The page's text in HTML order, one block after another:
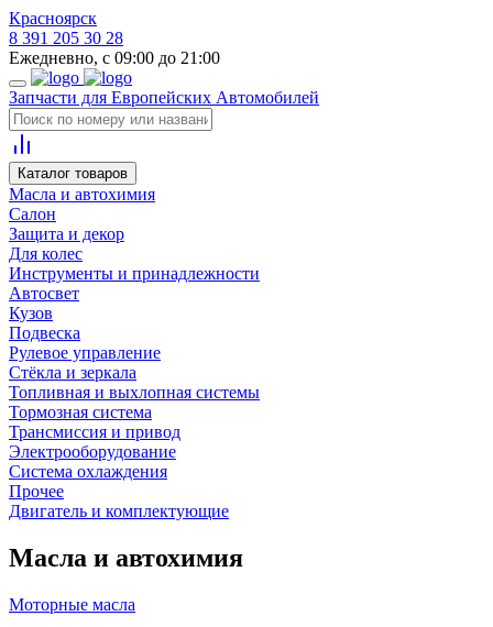
Красноярск
8 391 205 30 28
Ежедневно, с 09:00 до 21:00
Запчасти для Европейских Автомобилей
Каталог товаров
Масла и автохимия
Салон
Защита и декор
Для колес
Инструменты и принадлежности
Автосвет
Кузов
Подвеска
Рулевое управление
Стёкла и зеркала
Топливная и выхлопная системы
Тормозная система
Трансмиссия и привод
Электрооборудование
Система охлаждения
Прочее
Двигатель и комплектующие
Масла и автохимия
Моторные масла